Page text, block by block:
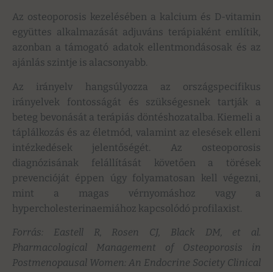
Az osteoporosis kezelésében a kalcium és D-vitamin
együttes alkalmazását adjuváns terápiaként említik,
azonban a támogató adatok ellentmondásosak és az
ajánlás szintje is alacsonyabb.
Az irányelv hangsúlyozza az országspecifikus
irányelvek fontosságát és szükségesnek tartják a
beteg bevonását a terápiás döntéshozatalba. Kiemeli a
táplálkozás és az életmód, valamint az elesések elleni
intézkedések jelentőségét. Az osteoporosis
diagnózisának felállítását követően a törések
prevencióját éppen úgy folyamatosan kell végezni,
mint a magas vérnyomáshoz vagy a
hypercholesterinaemiához kapcsolódó profilaxist.
Forrás: Eastell R, Rosen CJ, Black DM, et al.
Pharmacological Management of Osteoporosis in
Postmenopausal Women: An Endocrine Society Clinical